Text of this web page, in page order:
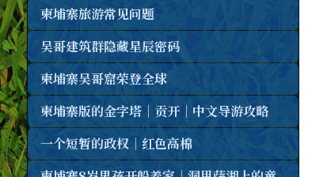
柬埔寨旅游常见问题
吴哥建筑群隐藏星辰密码
柬埔寨吴哥窟荣登全球
柬埔寨版的金字塔｜贡开｜中文导游攻略
一个短暂的政权｜红色高棉